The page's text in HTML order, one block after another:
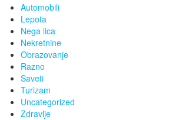
Automobili
Lepota
Nega lica
Nekretnine
Obrazovanje
Razno
Saveti
Turizam
Uncategorized
Zdravlje